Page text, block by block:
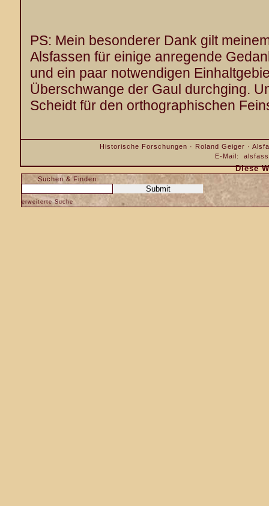
PS: Mein besonderer Dank gilt
Alsfassen für einige anregende
und ein paar notwendigen
Überschwange der Gaul durchging.
Scheidt für den orthographischen
Historische Forschungen · Roland Geiger ·
E-Mail:
Diese
Suchen & Finden
erweiterte Suche